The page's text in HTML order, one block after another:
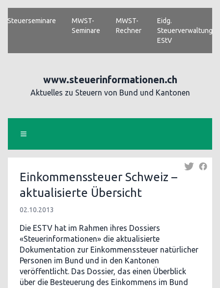
Steuerseminare
MWST-
Seminare
MWST-
Rechner
Eidg.
Steuerverwaltung
EStV
www.steuerinformationen.ch
Aktuelles zu Steuern von Bund und Kantonen
Einkommenssteuer Schweiz –
aktualisierte Übersicht
02.10.2013
Die ESTV hat im Rahmen ihres Dossiers
«Steuerinformationen» die aktualisierte
Dokumentation zur Einkommenssteuer natürlicher
Personen im Bund und in den Kantonen
veröffentlicht. Das Dossier, das einen Überblick
über die Besteuerung des Einkommens im Bund